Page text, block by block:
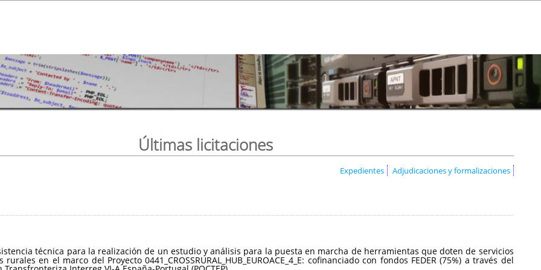
Últimas licitaciones
Expedientes Adjudicaciones y formalizaciones
técnica para la realización de un estudio y análisis para la puesta en marcha de herramientas que doten de servicios
en el marco del Proyecto 0441_CROSSRURAL_HUB_EUROACE_4_E: cofinanciado con fondos FEDER (75%) a través del